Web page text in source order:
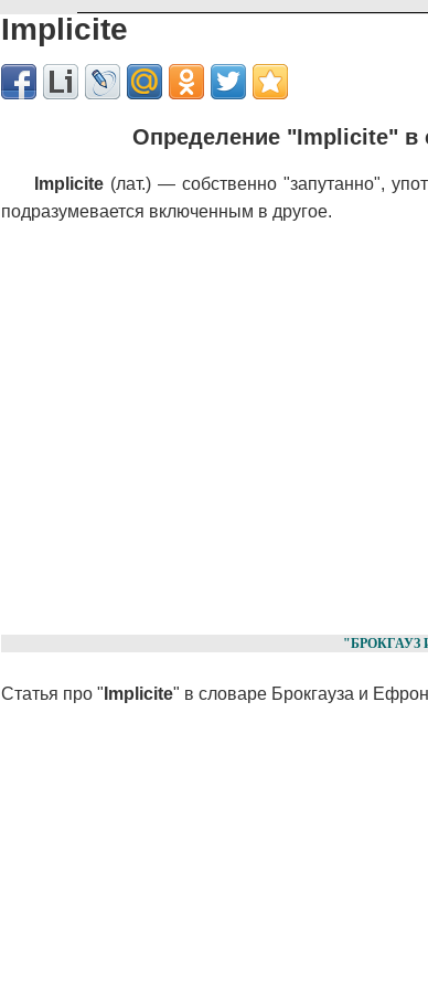
Implicite
Определение "Implicite" в
Implicite (лат.) — собственно "запутанно",
подразумевается включенным в другое.
"БРОКГАУЗ
Статья про " Implicite" в словаре Брокгауза и